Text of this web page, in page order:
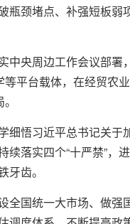
颈堵点、补强短板弱
央周边工作会议部署
平台载体，在经贸农
悟习近平总书记关于
落实四个“十严禁”，
齿。
全国统一大市场、做强